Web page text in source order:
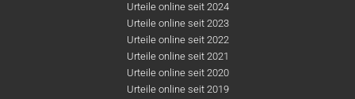
Urteile online seit 2024
Urteile online seit 2023
Urteile online seit 2022
Urteile online seit 2021
Urteile online seit 2020
Urteile online seit 2019